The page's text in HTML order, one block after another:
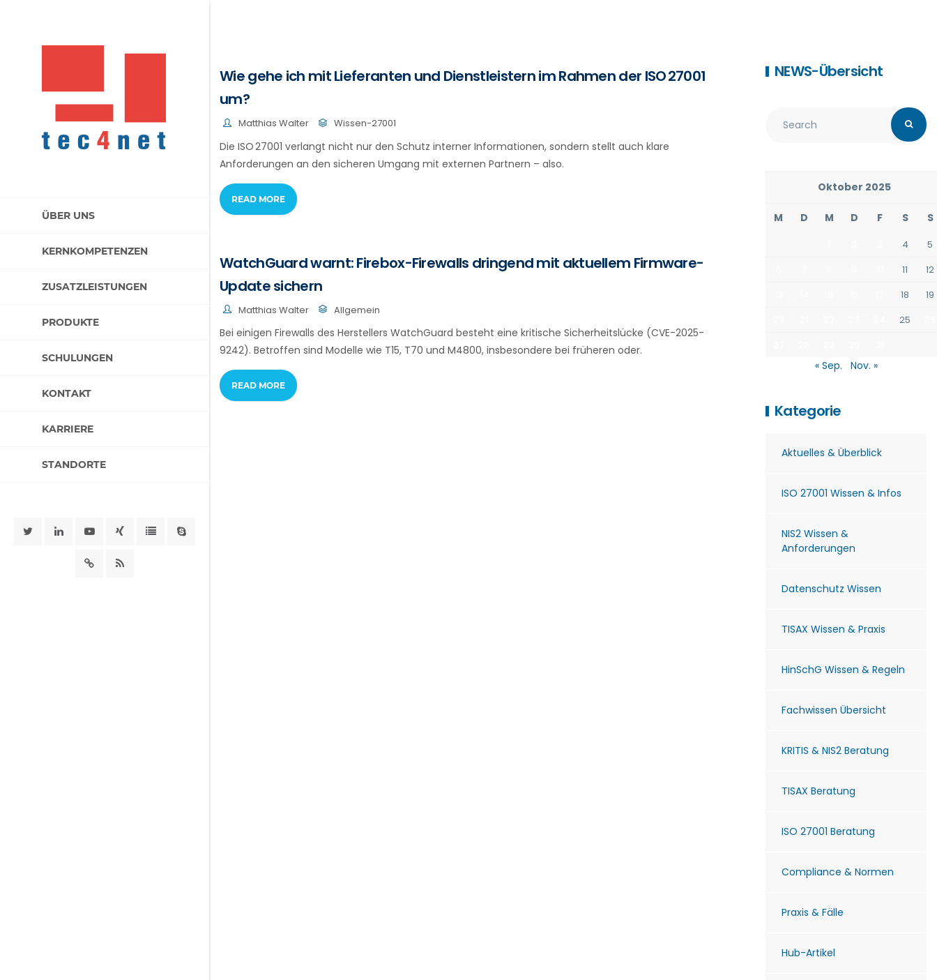
ÜBER UNS
KERNKOMPETENZEN
ZUSATZLEISTUNGEN
PRODUKTE
SCHULUNGEN
KONTAKT
KARRIERE
STANDORTE
Wie gehe ich mit Lieferanten und Dienstleistern im Rahmen der ISO 27001
um?
Matthias Walter Wissen-27001
Die ISO 27001 verlangt nicht nur den Schutz interner Informationen, sondern stellt auch klare
Anforderungen an den sicheren Umgang mit externen Partnern – also.
READ MORE
WatchGuard warnt: Firebox-Firewalls dringend mit aktuellem Firmware-
Update sichern
Matthias Walter Allgemein
Bei einigen Firewalls des Herstellers WatchGuard besteht eine kritische Sicherheitslücke (CVE-2025-
9242). Betroffen sind Modelle wie T15, T70 und M4800, insbesondere bei früheren oder.
READ MORE
NEWS-Übersicht
Oktober 2025
M D M D F S S
4
5
11
12
18
19
25
« Sep. Nov. »
Kategorie
Aktuelles & Überblick
ISO 27001 Wissen & Infos
NIS2 Wissen &
Anforderungen
Datenschutz Wissen
TISAX Wissen & Praxis
HinSchG Wissen & Regeln
Fachwissen Übersicht
KRITIS & NIS2 Beratung
TISAX Beratung
ISO 27001 Beratung
Compliance & Normen
Praxis & Fälle
Hub-Artikel